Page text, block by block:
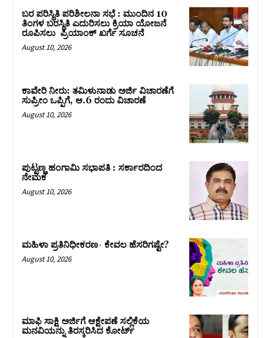
ಬರ ಪರಿಸ್ಥಿತಿ ಪರಿಶೀಲನಾ ಸಭೆ : ಮುಂದಿನ 10
ತಿಂಗಳ ಬರಸ್ಥಿತಿ ಎದುರಿಸಲು ಕ್ರಿಯಾ ಯೋಜನೆ
ರೂಪಿಸಲು ಪ್ರಿಯಾಂಕ್ ಖರ್ಗೆ ಸೂಚನೆ
August 10, 2026
ಕಾವೇರಿ ನೀರು: ತಮಿಳುನಾಡು ಅರ್ಜಿ ವಿಚಾರಣೆಗೆ
ಸುಪ್ರೀಂ ಒಪ್ಪಿಗೆ, ಆ.6 ರಂದು ವಿಚಾರಣೆ
August 10, 2026
ಪುಟ್ಟಣ್ಣ ಹಂಗಾಮಿ ಸಭಾಪತಿ : ಸರ್ಕಾರದಿಂದ
ನೇಮಕ
August 10, 2026
ಮಹಿಳಾ ಪ್ರತಿನಿಧೀಕರಣ- ಕೇವಲ ಹೆಸರಿಗಷ್ಟೇ?
August 10, 2026
ಮಾಫಿ ಸಾಕ್ಷಿ ಅರ್ಜಿಗೆ ಆಕ್ಷೇಪಣೆ ಸಲ್ಲಿಕೆಯ
ಮನವಿಯನ್ನು ತಿರಸ್ಕರಿಸಿದ ಕೋರ್ಟ್‌